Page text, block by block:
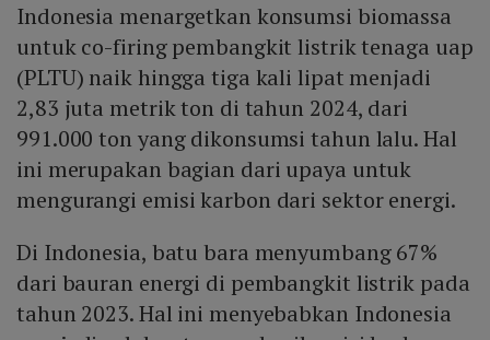
Indonesia menargetkan konsumsi biomassa
untuk co-firing pembangkit listrik tenaga uap
(PLTU) naik hingga tiga kali lipat menjadi
2,83 juta metrik ton di tahun 2024, dari
991.000 ton yang dikonsumsi tahun lalu. Hal
ini merupakan bagian dari upaya untuk
mengurangi emisi karbon dari sektor energi.
Di Indonesia, batu bara menyumbang 67%
dari bauran energi di pembangkit listrik pada
tahun 2023. Hal ini menyebabkan Indonesia